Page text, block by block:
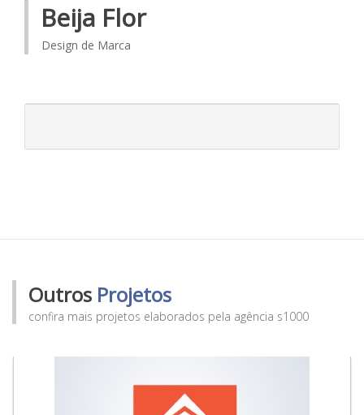
Beija Flor
Design de Marca
Outros Projetos
confira mais projetos elaborados pela agência s1000